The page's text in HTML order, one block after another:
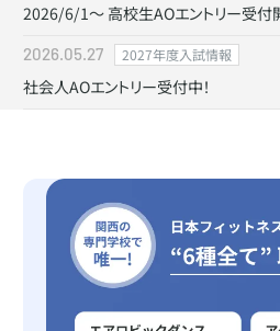
期間中に請求いただいた方への発送は8月17
すため、予めご了承くださいますようお願いしま
お急ぎの場合は下記よりご連絡お願いいたしま
京都医健公式LINE
2026/6/1〜 高校生AOエントリー受付
2026年6月1日より、高校生のAOエントリーが
AO入学とは
また、アドミッション・ポリシーにあてはまる
詳しくはこちら
ネットエントリーはこちら
2026.05.27 2027年度入試情報
社会人AOエントリー受付中！
AO入学とは
AO入学とは、2027年4月の入学時点で19歳
する方。また、アドミッション・ポリシーにあ
詳しくはこちら